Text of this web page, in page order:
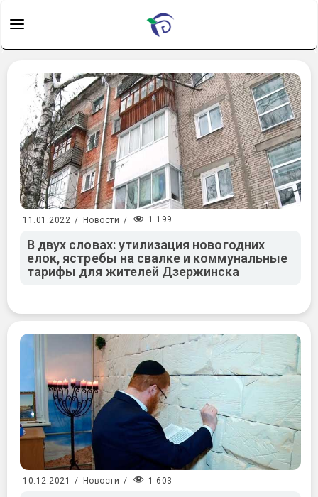
11.01.2022 / Новости / 1 199
В двух словах: утилизация новогодних
елок, ястребы на свалке и коммунальные
тарифы для жителей Дзержинска
10.12.2021 / Новости / 1 603